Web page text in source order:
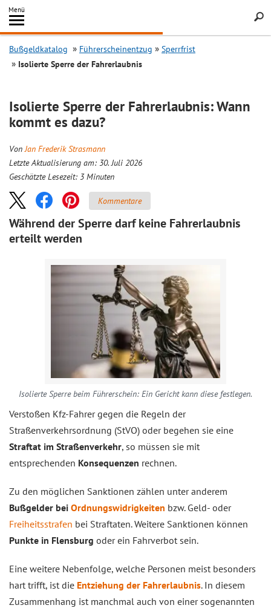
Inhalt
springen
Menü
Search
Bußgeldkatalog Führerscheinentzug
Sperrfrist
Isolierte Sperre der Fahrerlaubnis
Isolierte Sperre der Fahrerlaubnis: Wann
kommt es dazu?
VonJan Frederik Strasmann
Letzte Aktualisierung am: 30. Juli 2026
Geschätzte Lesezeit: 3 Minuten
Kommentare
Während der Sperre darf keine Fahrerlaubnis
erteilt werden
Isolierte Sperre beim Führerschein: Ein Gericht kann diese festlegen.
Verstoßen Kfz-Fahrer gegen die Regeln der
Straßenverkehrsordnung (StVO) oder begehen sie eine
Straftat im Straßenverkehr, so müssen sie mit
entsprechenden Konsequenzen rechnen.
Zu den möglichen Sanktionen zählen unter anderem
Bußgelder bei Ordnungswidrigkeiten bzw. Geld- oder
Freiheitsstrafen bei Straftaten. Weitere Sanktionen können
Punkte in Flensburg oder ein Fahrverbot sein.
Eine weitere Nebenfolge, welche Personen meist besonders
hart trifft, ist die Entziehung der Fahrerlaubnis. In diesem
Zusammenhang ist manchmal auch von einer sogenannten